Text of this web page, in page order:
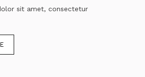
sit amet, consectetur